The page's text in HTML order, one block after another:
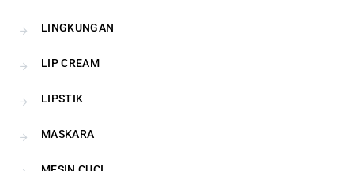
LINGKUNGAN
LIP CREAM
LIPSTIK
MASKARA